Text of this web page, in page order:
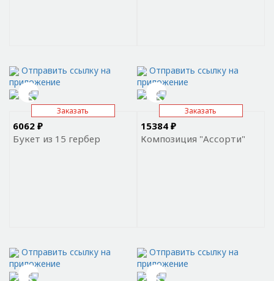
Отправить ссылку на
приложение
Отправить ссылку на
приложение
Заказать
6062 ₽
Букет из 15 гербер
Отправить ссылку на
приложение
Заказать
15384 ₽
Композиция "Ассорти"
Отправить ссылку на
приложение